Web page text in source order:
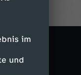
im
und